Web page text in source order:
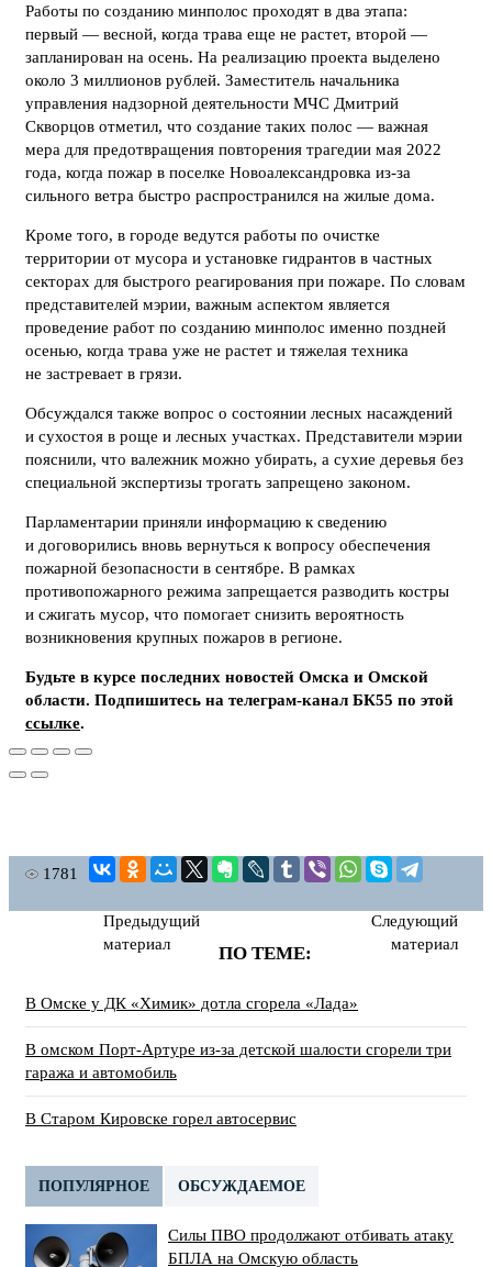
Работы по созданию минполос проходят в два этапа:
первый — весной, когда трава еще не растет, второй —
запланирован на осень. На реализацию проекта выделено
около 3 миллионов рублей. Заместитель начальника
управления надзорной деятельности МЧС Дмитрий
Скворцов отметил, что создание таких полос — важная
мера для предотвращения повторения трагедии мая 2022
года, когда пожар в поселке Новоалександровка из-за
сильного ветра быстро распространился на жилые дома.
Кроме того, в городе ведутся работы по очистке
территории от мусора и установке гидрантов в частных
секторах для быстрого реагирования при пожаре. По словам
представителей мэрии, важным аспектом является
проведение работ по созданию минполос именно поздней
осенью, когда трава уже не растет и тяжелая техника
не застревает в грязи.
Обсуждался также вопрос о состоянии лесных насаждений
и сухостоя в роще и лесных участках. Представители мэрии
пояснили, что валежник можно убирать, а сухие деревья без
специальной экспертизы трогать запрещено законом.
Парламентарии приняли информацию к сведению
и договорились вновь вернуться к вопросу обеспечения
пожарной безопасности в сентябре. В рамках
противопожарного режима запрещается разводить костры
и сжигать мусор, что помогает снизить вероятность
возникновения крупных пожаров в регионе.
Будьте в курсе последних новостей Омска и Омской
области. Подпишитесь на телеграм-канал БК55 по этой
ссылке.
1781
Предыдущий
материал
Следующий
материал
ПО ТЕМЕ:
В Омске у ДК «Химик» дотла сгорела «Лада»
В омском Порт-Артуре из-за детской шалости сгорели три
гаража и автомобиль
В Старом Кировске горел автосервис
ПОПУЛЯРНОЕ ОБСУЖДАЕМОЕ
Силы ПВО продолжают отбивать атаку
БПЛА на Омскую область